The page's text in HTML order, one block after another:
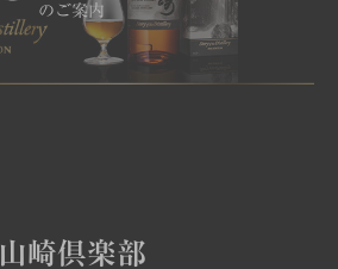
のご案内
山崎倶楽部